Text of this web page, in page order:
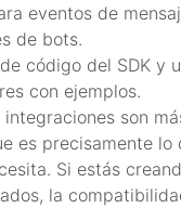
eventos de
de bots.
código del SDK y
con ejemplos.
son
es precisamente lo
Si estás
la